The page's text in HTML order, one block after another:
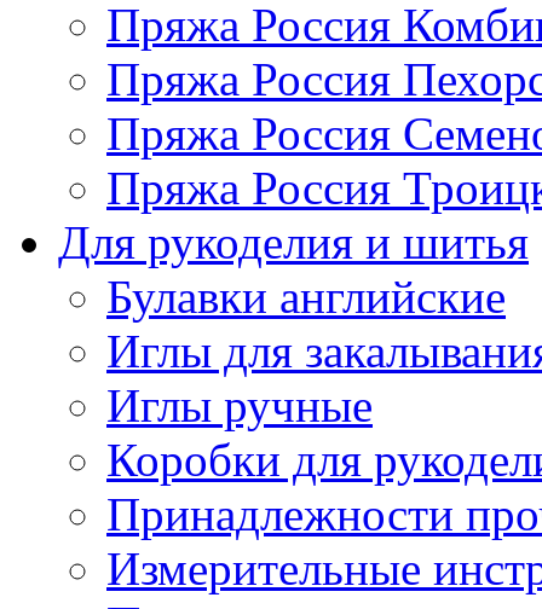
Пряжа Россия
Пряжа Россия
Пряжа Россия
Пряжа Россия
Для рукоделия и шитья
Булавки английские
Иглы для
Иглы ручные
Коробки для
Принадлежности
Измерительные